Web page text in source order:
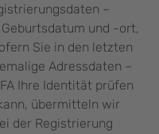
–
und -ort,
Sie in den letzten
Adressdaten –
Ihre Identität prüfen
übermitteln wir
der Registrierung